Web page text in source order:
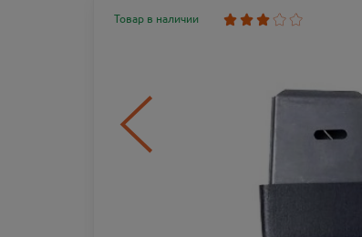
Товар в наличии